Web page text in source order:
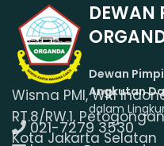
DEWAN
Dewan
Angkutan
dalam
Wisma PMI, WRI
RT.8/RW.1,
Kota Jakarta Selatan
021-7279 3530